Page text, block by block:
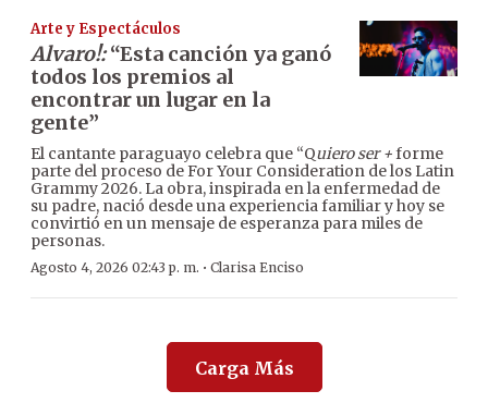
Arte y Espectáculos
Alvaro!:“Esta canción ya ganó
todos los premios al
encontrar un lugar en la
gente”
El cantante paraguayo celebra que “Quiero ser +forme
parte del proceso de For Your Consideration de los Latin
Grammy 2026. La obra, inspirada en la enfermedad de
su padre, nació desde una experiencia familiar y hoy se
convirtió en un mensaje de esperanza para miles de
personas.
Agosto 4, 2026 02:43 p. m. · Clarisa Enciso
Carga Más